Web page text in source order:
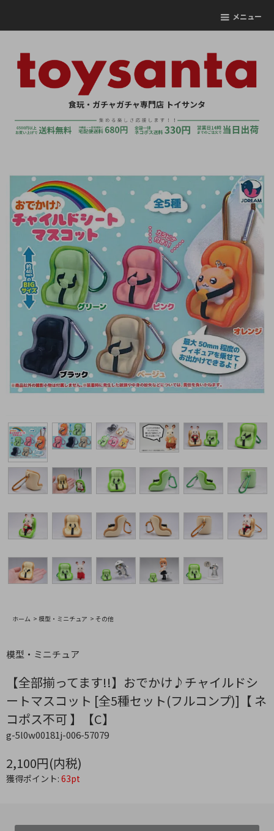
メニュー
食玩・ガチャガチャ専門店 トイサンタ
ホーム > 模型・ミニチュア > その他
模型・ミニチュア
【全部揃ってます!!】おでかけ♪チャイルドシ
ートマスコット [全5種セット(フルコンプ)]【 ネ
コポス不可 】【C】
g-5l0w00181j-006-57079
2,100円(内税)
獲得ポイント: 63pt